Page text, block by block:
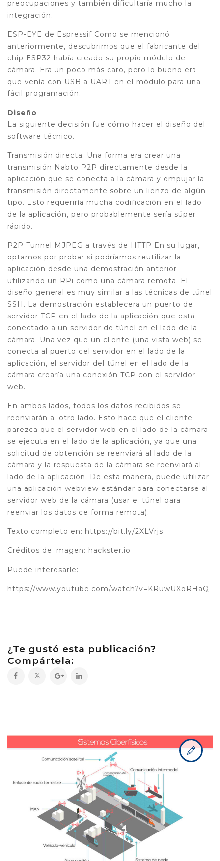
preocupaciones y también dificultaría mucho la
integración.
ESP-EYE de Espressif Como se mencionó
anteriormente, descubrimos que el fabricante del
chip ESP32 había creado su propio módulo de
cámara. Era un poco más caro, pero lo bueno era
que venía con USB a UART en el módulo para una
fácil programación.
Diseño
La siguiente decisión fue cómo hacer el diseño del
software técnico.
Transmisión directa. Una forma era crear una
transmisión Nabto P2P directamente desde la
aplicación que se conecta a la cámara y empujar la
transmisión directamente sobre un lienzo de algún
tipo. Esto requeriría mucha codificación en el lado
de la aplicación, pero probablemente sería súper
rápido.
P2P Tunnel MJPEG a través de HTTP En su lugar,
optamos por probar si podríamos reutilizar la
aplicación desde una demostración anterior
utilizando un RPi como una cámara remota. El
diseño general es muy similar a las técnicas de túnel
SSH. La demostración establecerá un puerto de
servidor TCP en el lado de la aplicación que está
conectado a un servidor de túnel en el lado de la
cámara. Una vez que un cliente (una vista web) se
conecta al puerto del servidor en el lado de la
aplicación, el servidor del túnel en el lado de la
cámara crearía una conexión TCP con el servidor
web.
En ambos lados, todos los datos recibidos se
reenviarán al otro lado. Esto hace que el cliente
parezca que el servidor web en el lado de la cámara
se ejecuta en el lado de la aplicación, ya que una
solicitud de obtención se reenviará al lado de la
cámara y la respuesta de la cámara se reenviará al
lado de la aplicación. De esta manera, puede utilizar
una aplicación webview estándar para conectarse al
servidor web de la cámara (usar el túnel para
reenviar los datos de forma remota).
Texto completo en: https://bit.ly/2XLVrjs
Créditos de imagen: hackster.io
Puede interesarle:
https://www.youtube.com/watch?v=KRuwUXoRHaQ
¿Te gustó esta publicación?
Compártela: